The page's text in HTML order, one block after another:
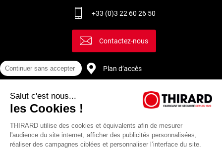
+33 (0)3 22 60 26 50
Contactez-nous
Plan d’accès
Continuer sans accepter
Salut c'est nous...
les Cookies !
THIRARD utilise des cookies et équivalents afin de mesurer
l'audience du site internet, afficher des publicités personnalisées,
réaliser des campagnes ciblées et personnaliser l’interface du site.